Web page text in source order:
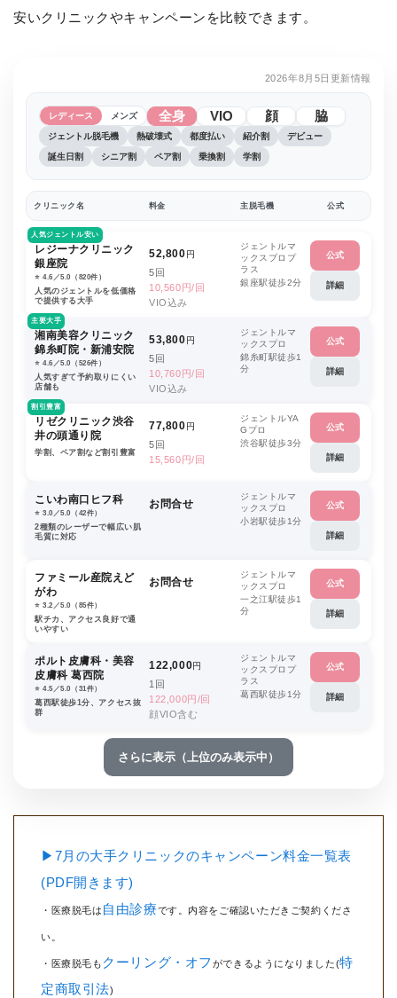
安いクリニックやキャンペーンを比較できます。
2026年8月5日更新情報
レディース メンズ 全身 VIO 顔 脇
ジェントル脱毛機 熱破壊式 都度払い 紹介割 デビュー
誕生日割 シニア割 ペア割 乗換割 学割
クリニック名 料金 主脱毛機 公式
人気ジェントル安い
レジーナクリニック
銀座院
⭐️ 4.6／5.0（820件）
人気のジェントルを低価格
で提供する大手
52,800円
5回
10,560円/回
VIO込み
ジェントルマ
ックスプロプ
ラス
銀座駅徒歩2分
公式
詳細
主要大手
湘南美容クリニック
錦糸町院・新浦安院
⭐️ 4.6／5.0（526件）
人気すぎて予約取りにくい
店舗も
53,800円
5回
10,760円/回
VIO込み
ジェントルマ
ックスプロ
錦糸町駅徒歩1
分
公式
詳細
割引豊富
リゼクリニック渋谷
井の頭通り院
学割、ペア割など割引豊富
77,800円
5回
15,560円/回
ジェントルYA
Gプロ
渋谷駅徒歩3分
公式
詳細
こいわ南口ヒフ科
⭐️ 3.0／5.0（42件）
2種類のレーザーで幅広い肌
毛質に対応
お問合せ
ジェントルマ
ックスプロ
小岩駅徒歩1分
公式
詳細
ファミール産院えど
がわ
⭐️ 3.2／5.0（85件）
駅チカ、アクセス良好で通
いやすい
お問合せ
ジェントルマ
ックスプロ
一之江駅徒歩1
分
公式
詳細
ポルト皮膚科・美容
皮膚科 葛西院
⭐️ 4.5／5.0（31件）
葛西駅徒歩1分、アクセス抜
群
122,000円
1回
122,000円/回
顔VIO含む
ジェントルマ
ックスプロプ
ラス
葛西駅徒歩1分
公式
詳細
さらに表示（上位のみ表示中）
▶7月の大手クリニックのキャンペーン料金一覧表
(PDF開きます)
・医療脱毛は 自由診療です。内容をご確認いただきご契約くださ
い。
・医療脱毛も クーリング・オフ ができるようになりました(特
定商取引法)